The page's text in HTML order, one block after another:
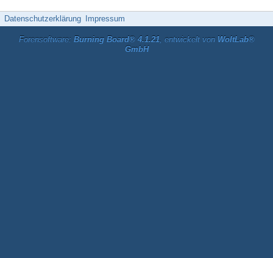
Datenschutzerklärung Impressum
Forensoftware: Burning Board® 4.1.21, entwickelt von WoltLab®
GmbH